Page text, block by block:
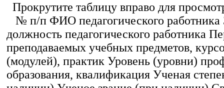
Прокрутите таблицу вправо для
№ п/п ФИО педагогического работника
должность педагогического работника
преподаваемых учебных предметов,
(модулей), практик Уровень (уровни)
образования, квалификация Ученая